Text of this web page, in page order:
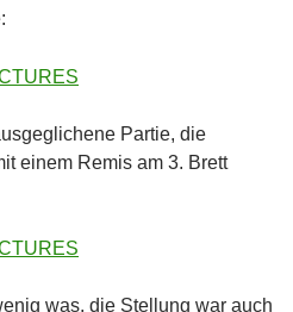
Partie, die
einem Remis am 3. Brett
was, die Stellung war auch